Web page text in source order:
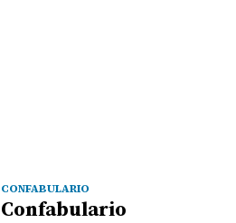
CONFABULARIO
Confabulario